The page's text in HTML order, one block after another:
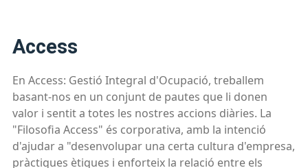
Access
En Access: Gestió Integral d'Ocupació, treballem
basant-nos en un conjunt de pautes que li donen
valor i sentit a totes les nostres accions diàries. La
"Filosofia Access" és corporativa, amb la intenció
d'ajudar a "desenvolupar una certa cultura d'empresa,
pràctiques ètiques i enforteix la relació entre els